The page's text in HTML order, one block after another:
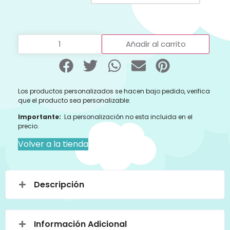
Añadir al carrito
Los productos personalizados se hacen bajo pedido, verifica
que el producto sea personalizable:
Importante: La personalización no esta incluida en el
precio.
Volver a la tienda
Descripción
Información Adicional